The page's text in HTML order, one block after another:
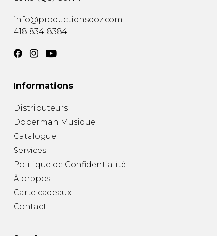
info@productionsdoz.com
418 834-8384
Informations
Distributeurs
Doberman Musique
Catalogue
Services
Politique de Confidentialité
À propos
Carte cadeaux
Contact